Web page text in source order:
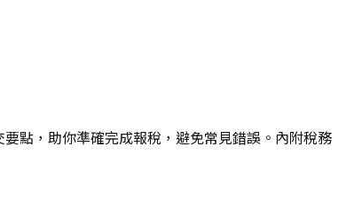
點，助你準確完成報稅，避免常見錯誤。內附稅務